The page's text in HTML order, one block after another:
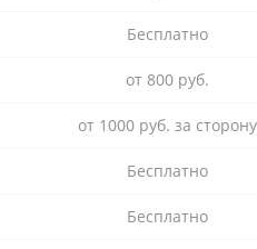
Бесплатно
от 800 руб.
от 1000 руб. за сторону
Бесплатно
Бесплатно